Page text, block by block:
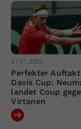
31.01.2025
Perfekter
Davis Cup:
landet Coup
Virtanen